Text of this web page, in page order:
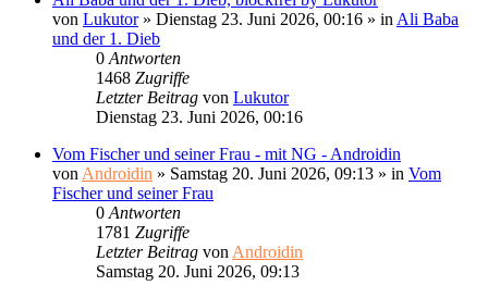
von Lukutor» Dienstag 23. Juni 2026, 00:16 » inAli Baba
und der 1. Dieb
0Antworten
1468 Zugriffe
Letzter Beitrag von Lukutor
Dienstag 23. Juni 2026, 00:16
Vom Fischer und seiner Frau - mit NG - Androidin
vonAndroidin » Samstag 20. Juni 2026, 09:13 » in Vom
Fischer und seiner Frau
0Antworten
1781 Zugriffe
Letzter Beitrag vonAndroidin
Samstag 20. Juni 2026, 09:13